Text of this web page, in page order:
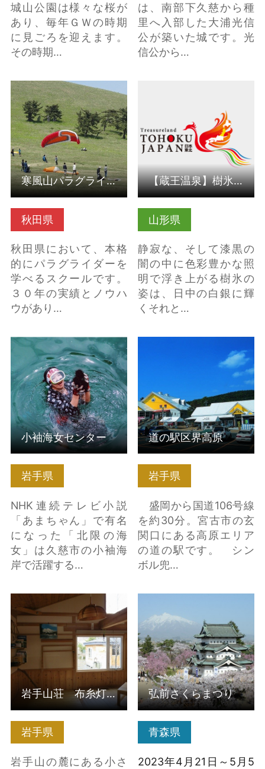
城山公園は様々な桜が
あり、毎年ＧＷの時期
に見ごろを迎えます。
その時期…
は、南部下久慈から種
里へ入部した大浦光信
公が築いた城です。光
信公から…
秋田県
秋田県において、本格
的にパラグライダーを
学べるスクールです。
３０年の実績とノウハ
ウがあり…
寒風山パラグライダー
スクール（秋田県男鹿
市） の詳細はこちら
寒風山パラグライダースクール（秋田県男鹿市）
山形県
静寂な、そして漆黒の
闇の中に色彩豊かな照
明で浮き上がる樹氷の
姿は、日中の白銀に輝
くそれと…
【蔵王温泉】樹氷ライトアップ
岩手県
NHK連続テレビ小説
「あまちゃん」で有名
になった「北限の海
女」は久慈市の小袖海
岸で活躍する…
小袖海女センター の詳
細はこちら
小袖海女センター
岩手県
盛岡から国道106号線
を約30分。宮古市の玄
関口にある高原エリア
の道の駅です。 シン
ボル兜…
道の駅区界高原
岩手県
岩手山の麓にある小さ
岩手山荘 布糸灯園 の
詳細はこちら
岩手山荘 布糸灯園
青森県
2023年4月21日～5月5
細はこちら
弘前さくらまつり